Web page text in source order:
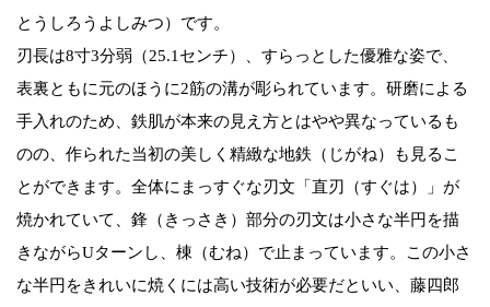
とうしろうよしみつ）です。
刃長は8寸3分弱（25.1センチ）、すらっとした優雅な姿で、
表裏ともに元のほうに2筋の溝が彫られています。研磨による
手入れのため、鉄肌が本来の見え方とはやや異なっているも
のの、作られた当初の美しく精緻な地鉄（じがね）も見るこ
とができます。全体にまっすぐな刃文「直刃（すぐは）」が
焼かれていて、鋒（きっさき）部分の刃文は小さな半円を描
きながらUターンし、棟（むね）で止まっています。この小さ
な半円をきれいに焼くには高い技術が必要だといい、藤四郎